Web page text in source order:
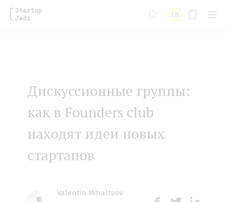
EN
Дискуссионные группы:
как в Founders club
находят идеи новых
стартапов
Valentin Mihaltsov